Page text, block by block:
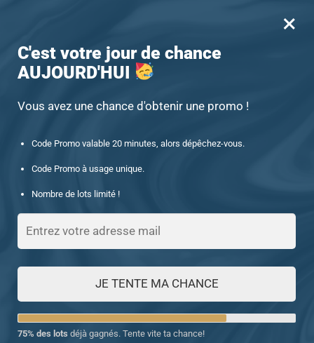
0
-15% offert des 60€ d’achat avec le code : UNIQUE15
Accueil / Produits identifiés “1027242908-ET”
1027242908-ET
FILTRES
Voici le seul résultat
×
C'est votre jour de chance
AUJOURD'HUI
Vous avez une chance d'obtenir une promo !
Code Promo valable 20 minutes, alors dépêchez-vous.
Code Promo à usage unique.
Nombre de lots limité !
JE TENTE MA CHANCE
75% des lots déjà gagnés. Tente vite ta chance!